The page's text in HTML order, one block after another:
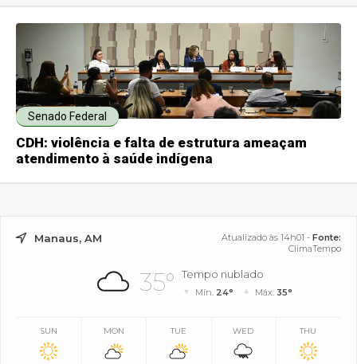
Senado Federal
CDH: violência e falta de estrutura ameaçam
atendimento à saúde indígena
Manaus, AM Atualizado às 14h01 - Fonte:
ClimaTempo
35° Tempo nublado
Mín. 24° Máx. 35°
SUN MON TUE WED THU